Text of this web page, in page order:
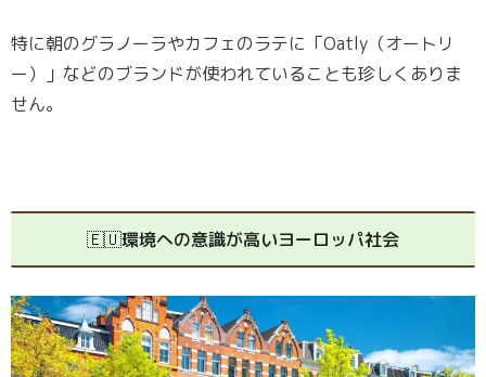
特に朝のグラノーラやカフェのラテに「Oatly（オートリ
ー）」などのブランドが使われていることも珍しくありま
せん。
🇪🇺環境への意識が高いヨーロッパ社会